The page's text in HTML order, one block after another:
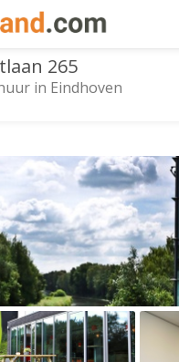
265
in Eindhoven